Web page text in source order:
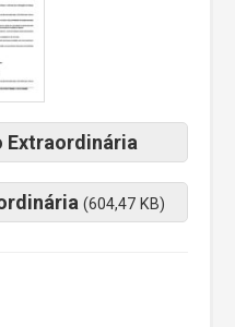
Extraordinária
(604,47 KB)